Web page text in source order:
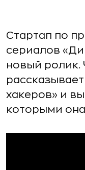
Стартап по
сериалов
новый ролик.
хакеров» и
которыми